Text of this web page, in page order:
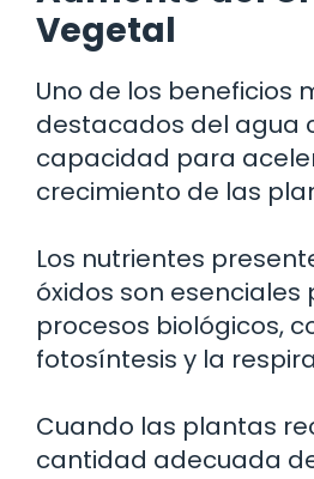
Vegetal
Uno de los beneficios
destacados del agua
capacidad para
crecimiento de las
Los nutrientes
óxidos son esenciales
procesos biológicos,
fotosíntesis y la
Cuando las plantas
cantidad adecuada